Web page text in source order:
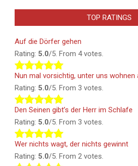
TOP RATINGS
Auf die Dörfer gehen
Rating: 5.0/5. From 4 votes.
Nun mal vorsichtig, unter uns wohnen
Rating: 5.0/5. From 3 votes.
Den Seinen gibt’s der Herr im Schlafe
Rating: 5.0/5. From 3 votes.
Wer nichts wagt, der nichts gewinnt
Rating: 5.0/5. From 2 votes.